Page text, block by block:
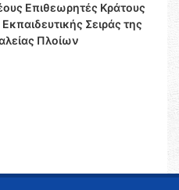
Επιθεωρητές Κράτους
Σειράς της
Πλοίων